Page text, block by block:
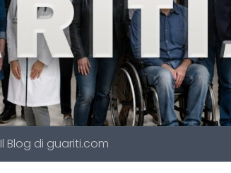
Il Blog di guariti.com